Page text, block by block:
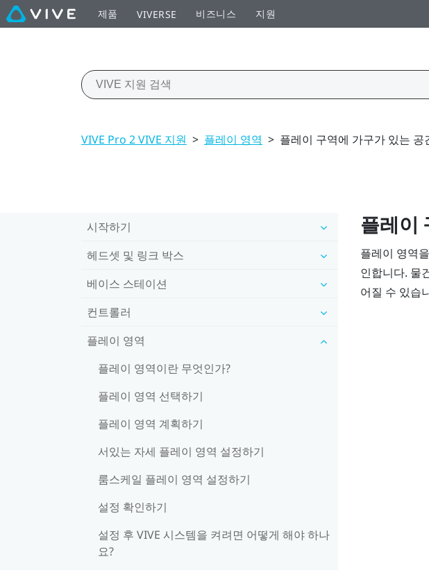
제품 VIVERSE 비즈니스 지원
VIVE Pro 2 VIVE 지원 > 플레이 영역 > 플레이 구역에 가구가 있는
시작하기
헤드셋 및 링크 박스
베이스 스테이션
컨트롤러
플레이 영역
플레이 영역이란 무엇인가?
플레이 영역 선택하기
플레이 영역 계획하기
서있는 자세 플레이 영역 설정하기
룸스케일 플레이 영역 설정하기
설정 확인하기
설정 후 VIVE 시스템을 켜려면 어떻게 해야 하나
요?
플레이
플레이 영역
인합니다. 물
어질 수 있습